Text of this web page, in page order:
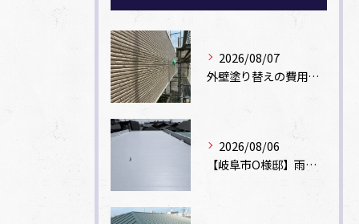
2026/08/07
外壁塗り替えの費用相場は？坪数別の価格目安と安く抑えるコツ【一級塗装士解説】
2026/08/06
【岐阜市O様邸】雨漏りを解消！塩ビシート機械固定工法による屋根防水工事